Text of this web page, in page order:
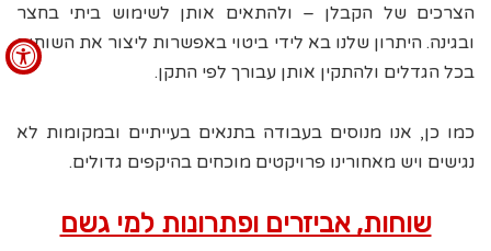
הצרכים של הקבלן – ולהתאים אותן לשימוש ביתי בחצר
ובגינה. היתרון שלנו בא לידי ביטוי באפשרות ליצור את השוחות
בכל הגדלים ולהתקין אותן עבורך לפי התקן.
כמו כן, אנו מנוסים בעבודה בתנאים בעייתיים ובמקומות לא
נגישים ויש מאחורינו פרויקטים מוכחים בהיקפים גדולים.
שוחות, אביזרים ופתרונות למי גשם